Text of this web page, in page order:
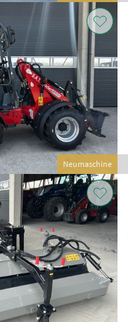
Neumaschine